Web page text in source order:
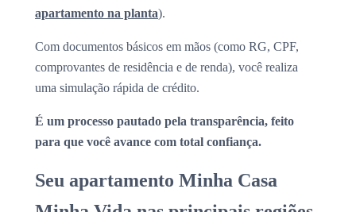
apartamento na planta).
Com documentos básicos em mãos (como RG, CPF,
comprovantes de residência e de renda), você realiza
uma simulação rápida de crédito.
É um processo pautado pela transparência, feito
para que você avance com total confiança.
Seu apartamento Minha Casa